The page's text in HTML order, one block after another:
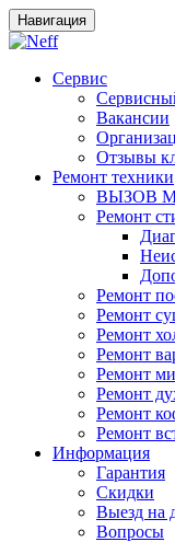
Навигация
Сервис
Вакансии
Отзывы
Ремонт техники
ВЫЗОВ
Ремонт
Ремонт
Ремонт
Ремонт
Ремонт
Ремонт
Ремонт
Ремонт
Ремонт
Информация
Гарантия
Скидки
Выезд на
Вопросы